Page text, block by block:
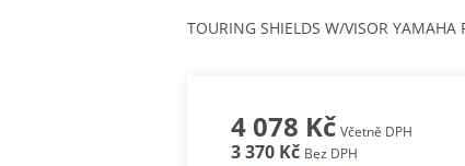
TOURING SHIELDS W/VISOR YAMAHA
4 078 Kč Včetně DPH
3 370 Kč Bez DPH